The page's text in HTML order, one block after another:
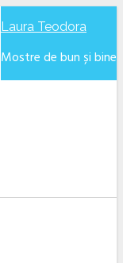
Laura Teodora
Mostre de bun și bine